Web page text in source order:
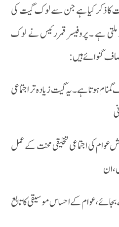
کا ذکر کیا ہے جن سے لوک گیت کی
ملتی ہے ۔ پروفیسر قمررئیس نے لوک
گنوائے ہیں :
ہوتا ہے ۔یہ گیت زیادہ تر اجتماعی
کی اجتماعی تخلیقی محنت کے عمل
،ان
،عوام کے احساس موسیقی کا تابع